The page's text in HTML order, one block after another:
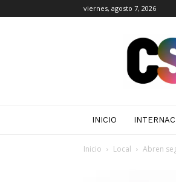
viernes, agosto 7, 2026
Noticias
INICIO
Inicio Local Abren